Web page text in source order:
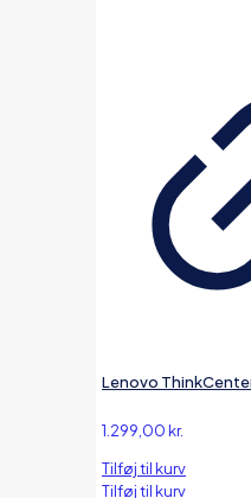
Lenovo
1.299,00kr.
Tilføj til kurv
Tilføj til kurv